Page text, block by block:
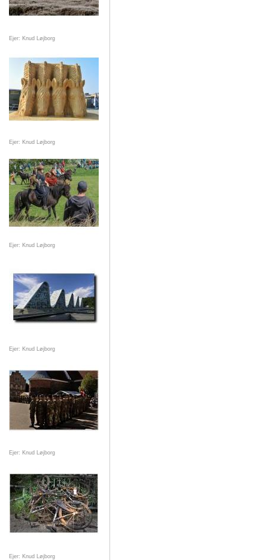
Ejer: Knud Løjborg
Ejer: Knud Løjborg
Ejer: Knud Løjborg
Ejer: Knud Løjborg
Ejer: Knud Løjborg
Ejer: Knud Løjborg